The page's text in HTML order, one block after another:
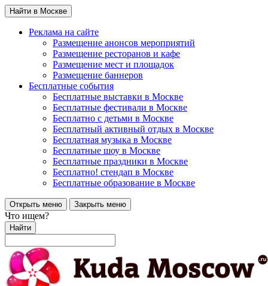
Найти в Москве
Реклама на сайте
Размещение анонсов мероприятий
Размещение ресторанов и кафе
Размещение мест и площадок
Размещение баннеров
Бесплатные события
Бесплатные выставки в Москве
Бесплатные фестивали в Москве
Бесплатно с детьми в Москве
Бесплатный активный отдых в Москве
Бесплатная музыка в Москве
Бесплатные шоу в Москве
Бесплатные праздники в Москве
Бесплатно! стендап в Москве
Бесплатные образование в Москве
Открыть меню Закрыть меню
Что ищем?
Найти